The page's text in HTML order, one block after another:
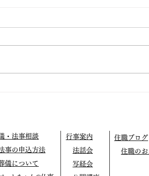
・法事相談
事の申込方法
儀について
行事案内
法話会
写経会
住職ブログ
住職のお